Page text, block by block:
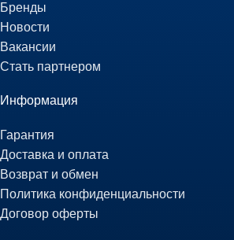
Бренды
Новости
Вакансии
Стать партнером
Информация
Гарантия
Доставка и оплата
Возврат и обмен
Политика конфиденциальности
Договор оферты